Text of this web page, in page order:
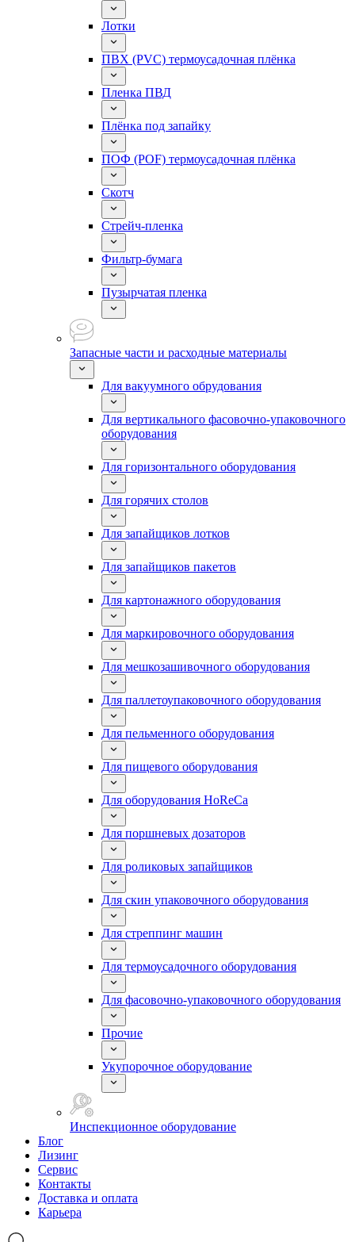
Лотки
ПВХ (PVC) термоусадочная плёнка
Пленка ПВД
Плёнка под запайку
ПОФ (POF) термоусадочная плёнка
Скотч
Стрейч-пленка
Фильтр-бумага
Пузырчатая пленка
Запасные части и расходные материалы
Для вакуумного обрудования
Для вертикального фасовочно-упаковочного
оборудования
Для горизонтального оборудования
Для горячих столов
Для запайщиков лотков
Для запайщиков пакетов
Для картонажного оборудования
Для маркировочного оборудования
Для мешкозашивочного оборудования
Для паллетоупаковочного оборудования
Для пельменного оборудования
Для пищевого оборудования
Для оборудования HoReCa
Для поршневых дозаторов
Для роликовых запайщиков
Для скин упаковочного оборудования
Для стреппинг машин
Для термоусадочного оборудования
Для фасовочно-упаковочного оборудования
Прочие
Укупорочное оборудование
Инспекционное оборудование
Блог
Лизинг
Сервис
Контакты
Доставка и оплата
Карьера